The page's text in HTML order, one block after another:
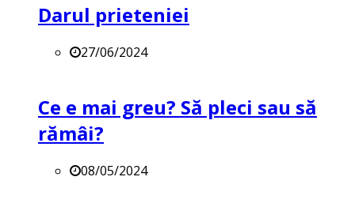
Darul prieteniei
27/06/2024
Ce e mai greu? Să pleci sau să
rămâi?
08/05/2024